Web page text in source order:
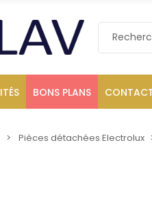
BONS PLANS
Pièces détachées Electrolux